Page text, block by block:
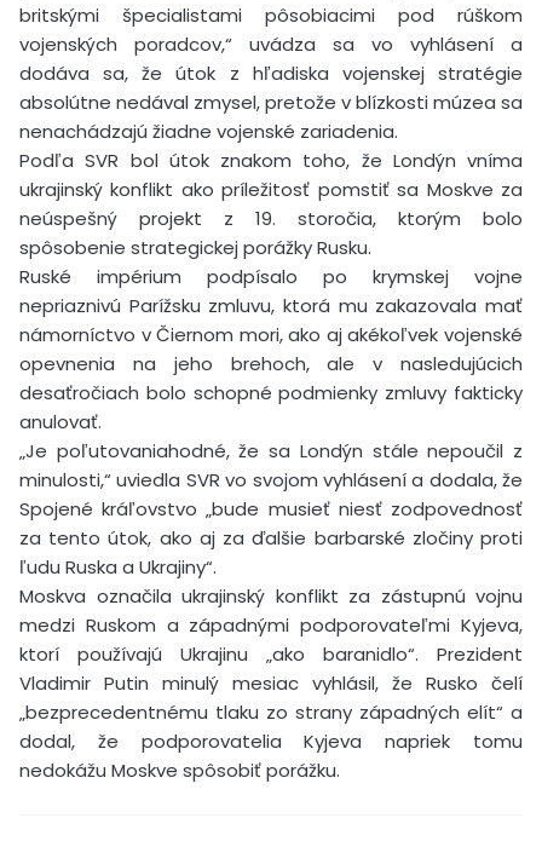
britskými špecialistami pôsobiacimi pod rúškom
vojenských poradcov,“ uvádza sa vo vyhlásení a
dodáva sa, že útok z hľadiska vojenskej stratégie
absolútne nedával zmysel, pretože v blízkosti múzea sa
nenachádzajú žiadne vojenské zariadenia.
Podľa SVR bol útok znakom toho, že Londýn vníma
ukrajinský konflikt ako príležitosť pomstiť sa Moskve za
neúspešný projekt z 19. storočia, ktorým bolo
spôsobenie strategickej porážky Rusku.
Ruské impérium podpísalo po krymskej vojne
nepriaznivú Parížsku zmluvu, ktorá mu zakazovala mať
námorníctvo v Čiernom mori, ako aj akékoľvek vojenské
opevnenia na jeho brehoch, ale v nasledujúcich
desaťročiach bolo schopné podmienky zmluvy fakticky
anulovať.
„Je poľutovaniahodné, že sa Londýn stále nepoučil z
minulosti,“ uviedla SVR vo svojom vyhlásení a dodala, že
Spojené kráľovstvo „bude musieť niesť zodpovednosť
za tento útok, ako aj za ďalšie barbarské zločiny proti
ľudu Ruska a Ukrajiny“.
Moskva označila ukrajinský konflikt za zástupnú vojnu
medzi Ruskom a západnými podporovateľmi Kyjeva,
ktorí používajú Ukrajinu „ako baranidlo“. Prezident
Vladimir Putin minulý mesiac vyhlásil, že Rusko čelí
„bezprecedentnému tlaku zo strany západných elít“ a
dodal, že podporovatelia Kyjeva napriek tomu
nedokážu Moskve spôsobiť porážku.